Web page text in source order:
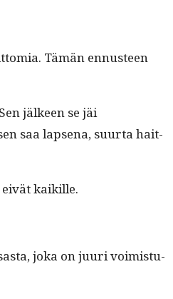
Tämän ennus­teen
jäl­keen se jäi
saa lapse­na, suur­ta hait­
kaikille.
joka on juuri voimis­tu­